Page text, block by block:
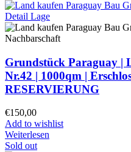
Grundstück Paraguay |
Nr.42 | 1000qm |
RESERVIERUNG
€150,00
Add to wishlist
Weiterlesen
Sold out